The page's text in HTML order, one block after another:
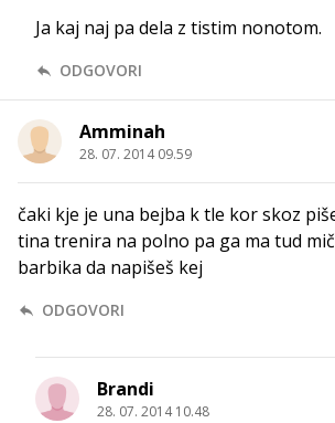
Ja kaj naj pa dela z tistim nonotom.
ODGOVORI
Amminah
28. 07. 2014 09.59
čaki kje je una bejba k tle kor skoz
tina trenira na polno pa ga ma tud
barbika da napišeš kej
ODGOVORI
Brandi
28. 07. 2014 10.48